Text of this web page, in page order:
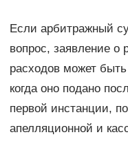
Если арбитражный
вопрос, заявление о
расходов может
когда оно подано
первой инстанции,
апелляционной и